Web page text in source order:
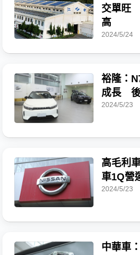
交單旺
高
2024/5/24
裕隆：
成長 後
2024/5/23
高毛利
車1Q營
2024/5/23
中華車